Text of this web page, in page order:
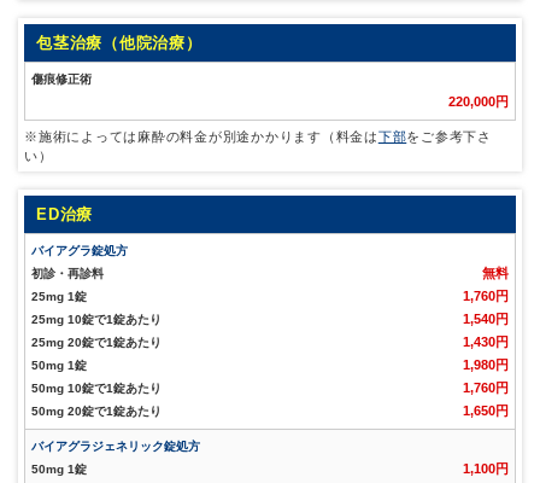
包茎治療（他院治療）
傷痕修正術
220,000円
※施術によっては麻酔の料金が別途かかります（料金は下部をご参考下さ
い）
ED治療
バイアグラ錠処方
初診・再診料
25mg 1錠
25mg 10錠で1錠あたり
25mg 20錠で1錠あたり
50mg 1錠
50mg 10錠で1錠あたり
50mg 20錠で1錠あたり
無料
1,760円
1,540円
1,430円
1,980円
1,760円
1,650円
バイアグラジェネリック錠処方
50mg 1錠
1,100円